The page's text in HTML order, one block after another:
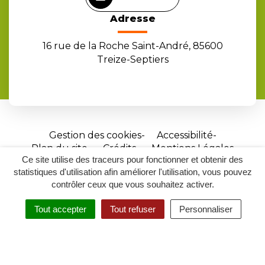
Ce site utilise des traceurs pour fonctionner et obtenir des
statistiques d'utilisation afin améliorer l'utilisation, vous pouvez
contrôler ceux que vous souhaitez activer.
Tout accepter Tout refuser Personnaliser
RECHERCHER
ACCESSIBILITÉ
Adresse
16 rue de la Roche Saint-André, 85600
Treize-Septiers
Gestion des cookies
Accessibilité
Plan du site
Crédits
Mentions Légales
Site
réalisé
par
Inovagora